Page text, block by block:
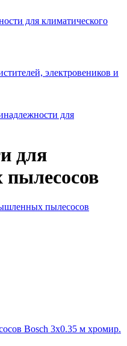
для климатического
электровеников и
для
для
пылесосов
Bosch 3х0.35 м хромир.